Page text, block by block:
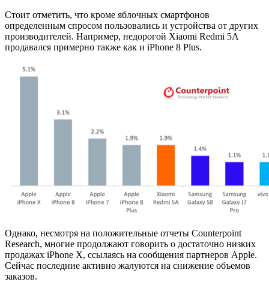
Стоит отметить, что кроме яблочных смартфонов
определенным спросом пользовались и устройства от других
производителей. Например, недорогой Xiaomi Redmi 5A
продавался примерно также как и iPhone 8 Plus.
Однако, несмотря на положительные отчеты Counterpoint
Research, многие продолжают говорить о достаточно низких
продажах iPhone X, ссылаясь на сообщения партнеров Apple.
Сейчас последние активно жалуются на снижение объемов
заказов.